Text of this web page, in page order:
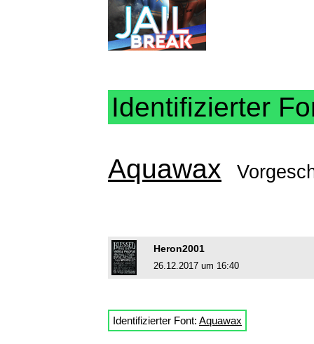
Identifizierter
Aquawax
Heron2001
26.12.2017 um 16:40
Identifizierter Font: Aquawax